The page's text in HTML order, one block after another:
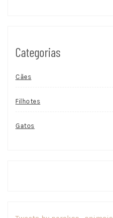
Categorias
Cães
Filhotes
Gatos